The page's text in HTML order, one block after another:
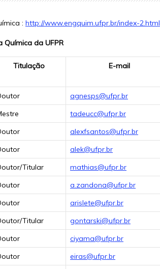
: http://www.engquim.ufpr.br/index-2.html
da UFPR
Titulação E-mail
agnesps@ufpr.br
tadeucc@ufpr.br
alexfsantos@ufpr.br
alek@ufpr.br
Titular mathias@ufpr.br
a.zandona@ufpr.br
arislete@ufpr.br
Titular gontarski@ufpr.br
ciyama@ufpr.br
eiras@ufpr.br